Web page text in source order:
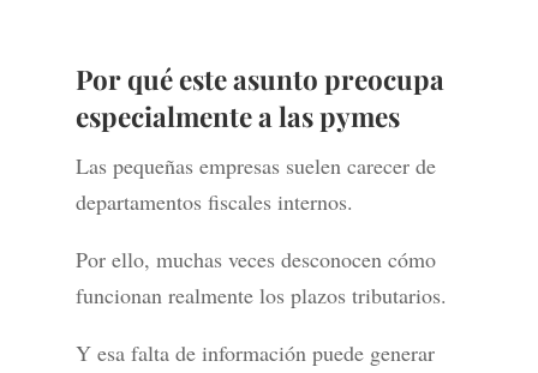
Por qué este asunto preocupa
especialmente a las pymes
Las pequeñas empresas suelen carecer de
departamentos fiscales internos.
Por ello, muchas veces desconocen cómo
funcionan realmente los plazos tributarios.
Y esa falta de información puede generar